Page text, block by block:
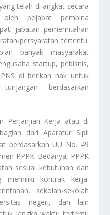
telah di angkat secara
pejabat pembina
jabatan pemerintahan
persyaratan tertentu.
banyak masyarakat
startup, pebisnis,
di berikan hak untuk
berdasarkan
Perjanjian Kerja atau di
dari Aparatur Sipil
berdasarkan UU No. 49
PPPK. Bedanya, PPPK
sesuai kebutuhan dan
memiliki kontrak kerja.
sekolah-sekolah
negeri, dan lain